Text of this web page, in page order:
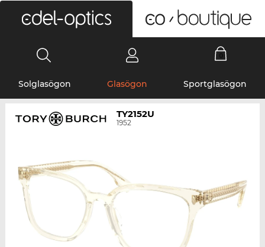
Solglasögon Glasögon Sportglasögon
TY2152U
1952